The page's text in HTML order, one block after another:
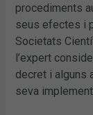
procediments
seus efectes i
Societats
l’expert
decret i alguns
seva